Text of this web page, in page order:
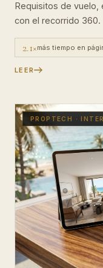
Requisitos de vuelo,
con el recorrido 360.
2.1×más tiempo en
LEER
PROPTECH ·